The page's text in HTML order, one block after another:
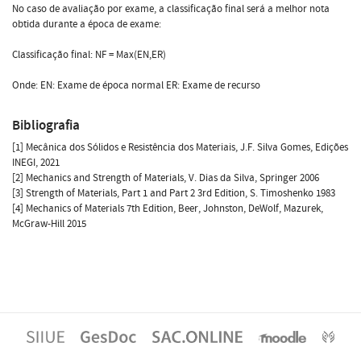
No caso de avaliação por exame, a classificação final será a melhor nota
obtida durante a época de exame:
Classificação final: NF = Max(EN,ER)
Onde: EN: Exame de época normal ER: Exame de recurso
Bibliografia
[1] Mecânica dos Sólidos e Resistência dos Materiais, J.F. Silva Gomes, Edições
INEGI, 2021
[2] Mechanics and Strength of Materials, V. Dias da Silva, Springer 2006
[3] Strength of Materials, Part 1 and Part 2 3rd Edition, S. Timoshenko 1983
[4] Mechanics of Materials 7th Edition, Beer, Johnston, DeWolf, Mazurek,
McGraw-Hill 2015